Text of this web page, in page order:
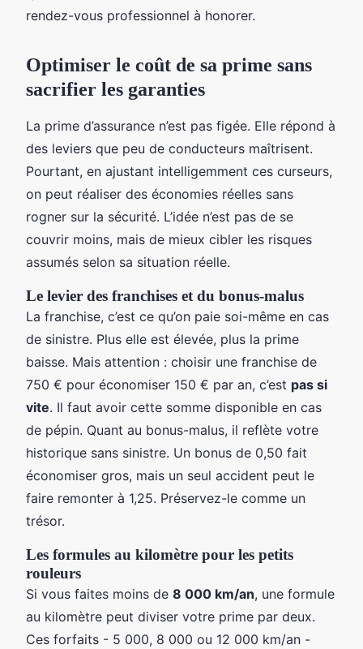
rendez-vous professionnel à honorer.
Optimiser le coût de sa prime sans
sacrifier les garanties
La prime d’assurance n’est pas figée. Elle répond à
des leviers que peu de conducteurs maîtrisent.
Pourtant, en ajustant intelligemment ces curseurs,
on peut réaliser des économies réelles sans
rogner sur la sécurité. L’idée n’est pas de se
couvrir moins, mais de mieux cibler les risques
assumés selon sa situation réelle.
Le levier des franchises et du bonus-malus
La franchise, c’est ce qu’on paie soi-même en cas
de sinistre. Plus elle est élevée, plus la prime
baisse. Mais attention : choisir une franchise de
750 € pour économiser 150 € par an, c’est pas si
vite. Il faut avoir cette somme disponible en cas
de pépin. Quant au bonus-malus, il reflète votre
historique sans sinistre. Un bonus de 0,50 fait
économiser gros, mais un seul accident peut le
faire remonter à 1,25. Préservez-le comme un
trésor.
Les formules au kilomètre pour les petits
rouleurs
Si vous faites moins de 8 000 km/an, une formule
au kilomètre peut diviser votre prime par deux.
Ces forfaits - 5 000, 8 000 ou 12 000 km/an -